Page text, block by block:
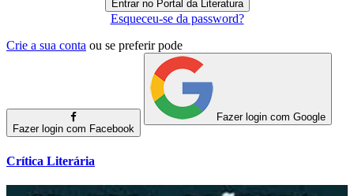
Esqueceu-se da password?
Crie a sua conta ou se preferir pode
Fazer login com Facebook
Fazer login com Google
Crítica Literária